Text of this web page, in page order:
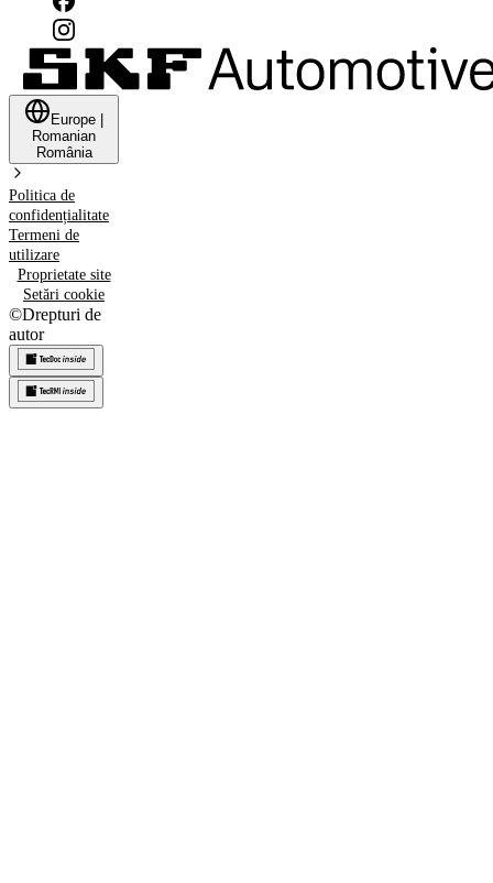
Europe |
Romanian
România
Politica de
confidențialitate
Termeni de
utilizare
Proprietate site
Setări cookie
©Drepturi de
autor